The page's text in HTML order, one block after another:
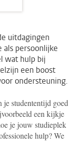
uitdagingen
als persoonlijke
wat hulp bij
een boost
ondersteuning.
studententijd goed
een kijkje
je jouw studieplek
hulp? We